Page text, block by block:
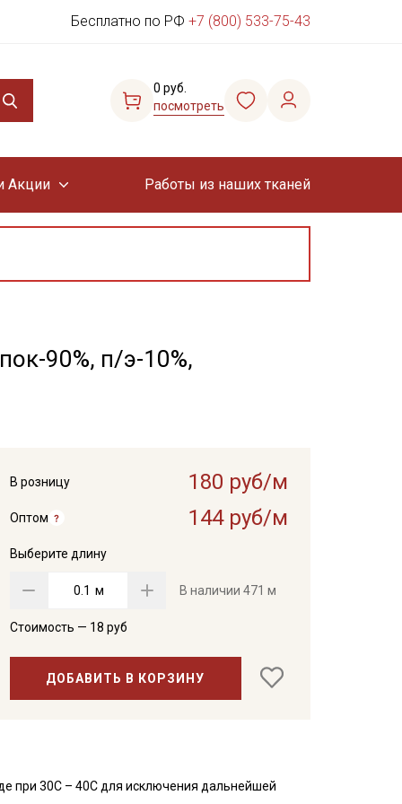
Бесплатно по РФ +7 (800) 533-75-43
0 руб.
посмотреть
Акции Работы из наших тканей
90%, п/э-10%,
В розницу 180 руб/м
Оптом 144 руб/м
Выберите длину
м В наличии 471 м
Стоимость — 18 руб
ДОБАВИТЬ В КОРЗИНУ
при 30С – 40С для исключения дальнейшей